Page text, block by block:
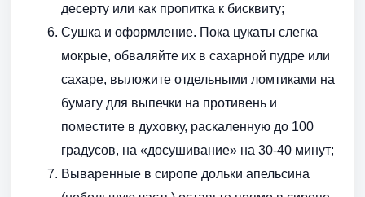
десерту или как пропитка к бисквиту;
Сушка и оформление. Пока цукаты слегка
мокрые, обваляйте их в сахарной пудре или
сахаре, выложите отдельными ломтиками на
бумагу для выпечки на противень и
поместите в духовку, раскаленную до 100
градусов, на «досушивание» на 30-40 минут;
Вываренные в сиропе дольки апельсина